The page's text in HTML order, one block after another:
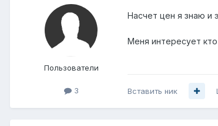
Пользователи
3
Насчет цен я знаю и
Меня интересует
Вставить ник